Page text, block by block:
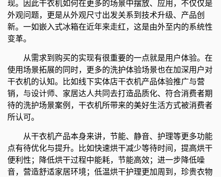
现。因此干衣机如何在更多的场景中摆放、应用，不仅仅是
外观问题，更是从外观尺寸出发关系到技术升级、产品创
新。一如嵌入式冰箱在近年来走红，这是由外至内的系统性
变革。
从需求到购买的实现有很重要的一点就是用户体验。在
使用场景拓展的同时，更多的洗护体验场景也在加深用户对
干衣机的认知。比如线下实体店干衣机产品体验推广与营
销，与设计师、家居达人共同去打造品质化、符合消费者期
待的洗护场景案例，干衣机所带来的美好生活方式被消费者
所认可。
从干衣机产品本身来讲，节能、静音、护理等更多功能
点有待优化与提升。比如快速烘干减少等待时间，提高烘干
便利性；降低烘干过程中能耗，节能高效；进一步降低噪
音，营造舒适家居环境；低温烘干护理更加周到，珍贵衣物